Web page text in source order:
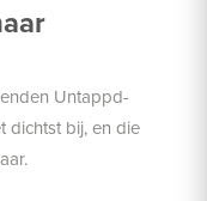
Untappd-
dichtst bij, en die